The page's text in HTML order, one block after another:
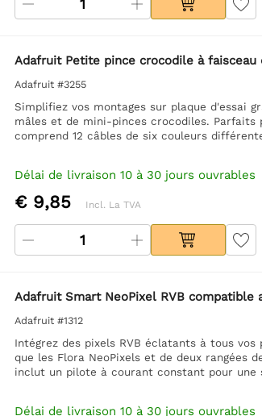
Adafruit Petite pince crocodile à
Adafruit #3255
Simplifiez vos montages sur plaque d'essai
mâles et de mini-pinces crocodiles.
comprend 12 câbles de six couleurs
Délai de livraison 10 à 30 jours ouvrables
€ 9,85 Incl. La TVA
Adafruit Smart NeoPixel RVB
Adafruit #1312
Intégrez des pixels RVB éclatants à tous
que les Flora NeoPixels et de deux rangées
inclut un pilote à courant constant pour
Délai de livraison 10 à 30 jours ouvrables